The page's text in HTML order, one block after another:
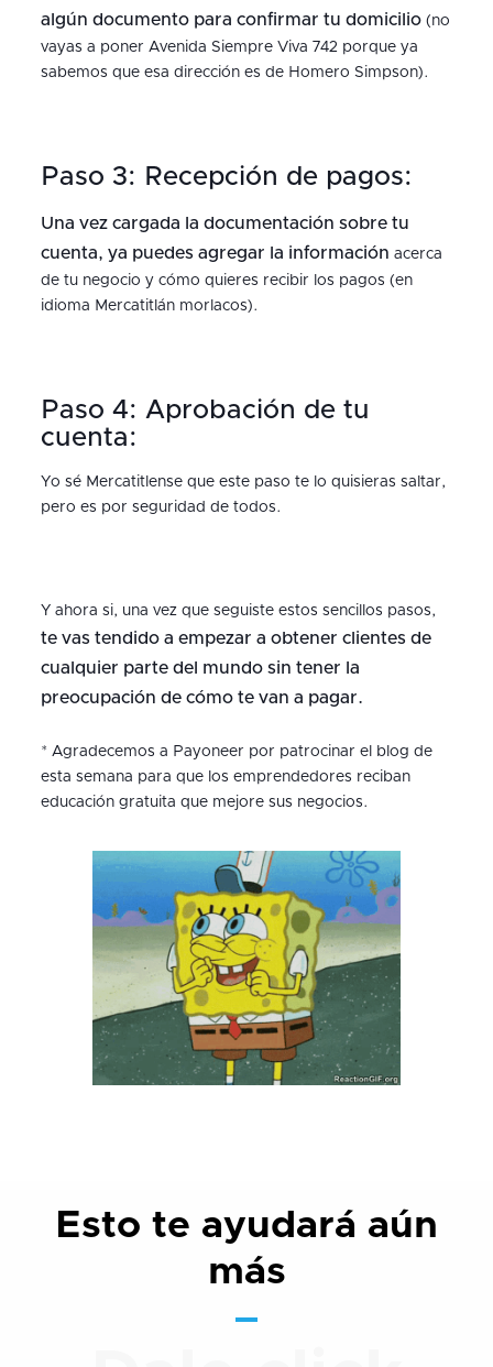
algún documento para confirmar tu domicilio(no
vayas a poner Avenida Siempre Viva 742 porque ya
sabemos que esa dirección es de Homero Simpson).
Paso 3: Recepción de pagos:
Una vez cargada la documentación sobre tu
cuenta, ya puedes agregar la información acerca
de tu negocio y cómo quieres recibir los pagos (en
idioma Mercatitlán morlacos).
Paso 4: Aprobación de tu
cuenta:
Yo sé Mercatitlense que este paso te lo quisieras saltar,
pero es por seguridad de todos.
Y ahora si, una vez que seguiste estos sencillos pasos,
te vas tendido a empezar a obtener clientes de
cualquier parte del mundo sin tener la
preocupación de cómo te van a pagar.
* Agradecemos a Payoneer por patrocinar el blog de
esta semana para que los emprendedores reciban
educación gratuita que mejore sus negocios.
Esto te ayudará aún
más